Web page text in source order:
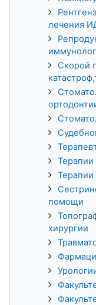
лечения
Скорой
помощи
хирургии